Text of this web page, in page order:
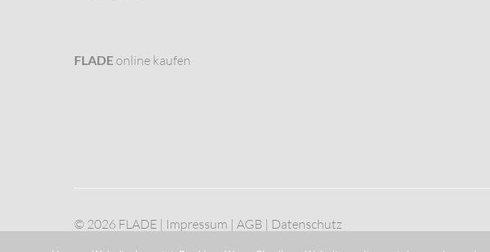
FLADE online kaufen
© 2026 FLADE | Impressum | AGB | Datenschutz